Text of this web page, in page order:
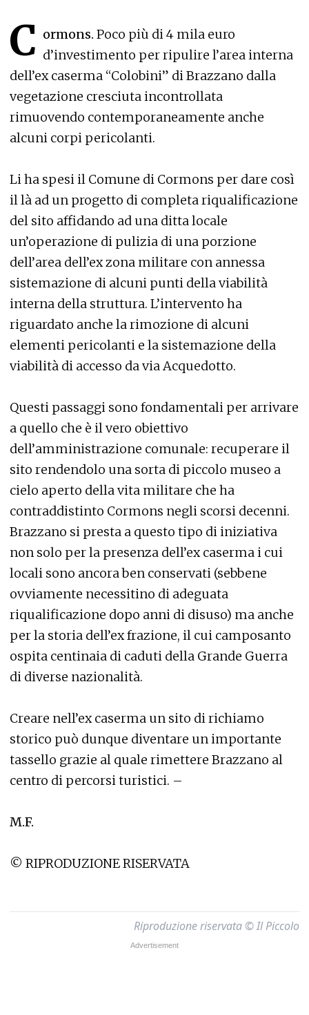
C ormons. Poco più di 4 mila euro
d’investimento per ripulire l’area interna
dell’ex caserma “Colobini” di Brazzano dalla
vegetazione cresciuta incontrollata
rimuovendo contemporaneamente anche
alcuni corpi pericolanti.
Li ha spesi il Comune di Cormons per dare così
il là ad un progetto di completa riqualificazione
del sito affidando ad una ditta locale
un’operazione di pulizia di una porzione
dell’area dell’ex zona militare con annessa
sistemazione di alcuni punti della viabilità
interna della struttura. L’intervento ha
riguardato anche la rimozione di alcuni
elementi pericolanti e la sistemazione della
viabilità di accesso da via Acquedotto.
Questi passaggi sono fondamentali per arrivare
a quello che è il vero obiettivo
dell’amministrazione comunale: recuperare il
sito rendendolo una sorta di piccolo museo a
cielo aperto della vita militare che ha
contraddistinto Cormons negli scorsi decenni.
Brazzano si presta a questo tipo di iniziativa
non solo per la presenza dell’ex caserma i cui
locali sono ancora ben conservati (sebbene
ovviamente necessitino di adeguata
riqualificazione dopo anni di disuso) ma anche
per la storia dell’ex frazione, il cui camposanto
ospita centinaia di caduti della Grande Guerra
di diverse nazionalità.
Creare nell’ex caserma un sito di richiamo
storico può dunque diventare un importante
tassello grazie al quale rimettere Brazzano al
centro di percorsi turistici. –
M.F.
© RIPRODUZIONE RISERVATA
Riproduzione riservata © Il Piccolo